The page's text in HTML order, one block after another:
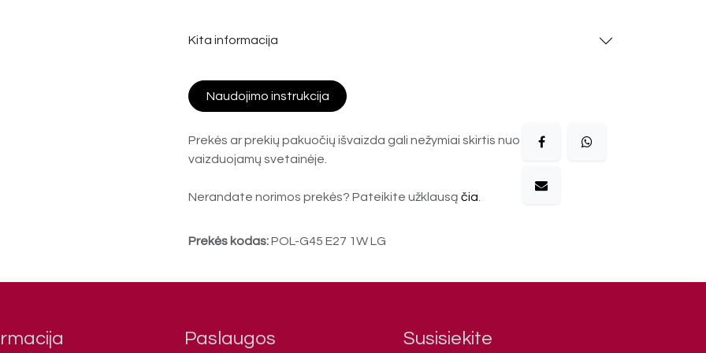
Kita informacija
Naudojimo instrukcija
Prekės ar prekių pakuočių išvaizda gali nežymiai skirtis nuo
vaizduojamų svetainėje.
Nerandate norimos prekės? Pateikite užklausą čia
Prekės kodas:POL-G45 E27 1W LG
Paslaugos Susisiekite